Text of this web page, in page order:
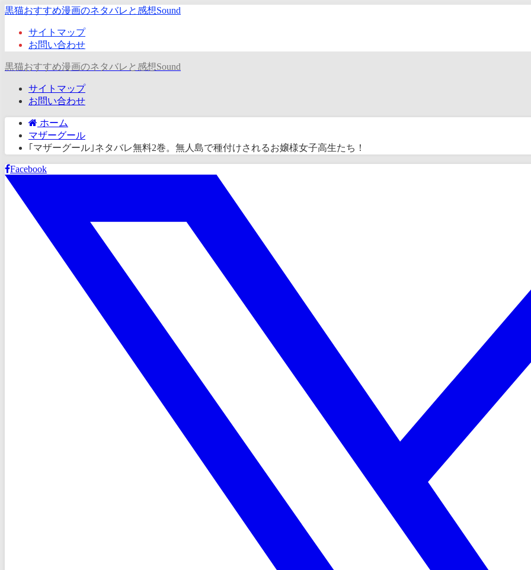
黒猫おすすめ漫画のネタバレと感想Sound
サイトマップ
お問い合わせ
黒猫おすすめ漫画のネタバレと感想Sound
サイトマップ
お問い合わせ
ホーム
マザーグール
｢マザーグール｣ネタバレ無料2巻。無人島で種付けされるお嬢様女子高生たち！
Facebook